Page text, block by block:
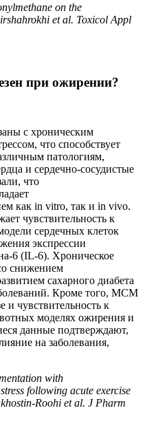
on the
et al. Toxicol Appl
при ожирении?
с хроническим
что способствует
патологиям,
и сердечно-сосудистые
что
как in vitro, так и in vivo.
чувствительность к
сердечных клеток
экспрессии
6 (IL-6). Хроническое
снижением
сахарного диабета
Кроме того, МСМ
и чувствительность к
моделях ожирения и
данные подтверждают,
на заболевания,
with
following acute exercise
Roohi et al. J Pharm